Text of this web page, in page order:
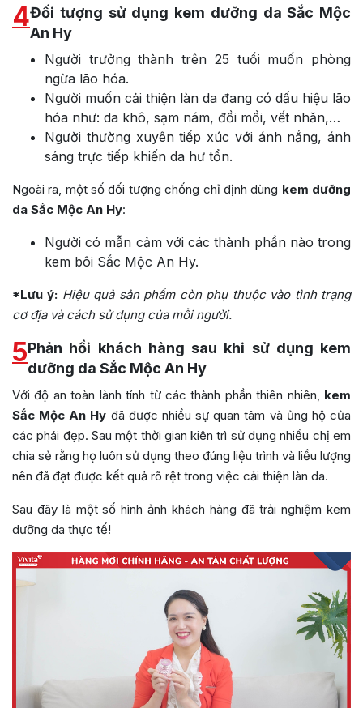
4Đối tượng sử dụng kem dưỡng da Sắc Mộc
An Hy
Người trưởng thành trên 25 tuổi muốn phòng
ngừa lão hóa.
Người muốn cải thiện làn da đang có dấu hiệu lão
hóa như: da khô, sạm nám, đồi mồi, vết nhăn,…
Người thường xuyên tiếp xúc với ánh nắng, ánh
sáng trực tiếp khiến da hư tổn.
Ngoài ra, một số đối tượng chống chỉ định dùng kem dưỡng
da Sắc Mộc An Hy:
Người có mẫn cảm với các thành phần nào trong
kem bôi Sắc Mộc An Hy.
*Lưu ý: Hiệu quả sản phẩm còn phụ thuộc vào tình trạng
cơ địa và cách sử dụng của mỗi người.
5Phản hồi khách hàng sau khi sử dụng kem
dưỡng da Sắc Mộc An Hy
Với độ an toàn lành tính từ các thành phần thiên nhiên, kem
Sắc Mộc An Hy đã được nhiều sự quan tâm và ủng hộ của
các phái đẹp. Sau một thời gian kiên trì sử dụng nhiều chị em
chia sẻ rằng họ luôn sử dụng theo đúng liệu trình và liều lượng
nên đã đạt được kết quả rõ rệt trong việc cải thiện làn da.
Sau đây là một số hình ảnh khách hàng đã trải nghiệm kem
dưỡng da thực tế!